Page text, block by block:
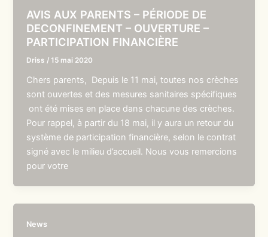
AVIS AUX PARENTS – PÉRIODE DE
DECONFINEMENT – OUVERTURE –
PARTICIPATION FINANCIÈRE
Driss /15 mai 2020
Chers parents, Depuis le 11 mai, toutes nos crèches
sont ouvertes et des mesures sanitaires spécifiques
ont été mises en place dans chacune des crèches.
Pour rappel, à partir du 18 mai, il y aura un retour du
système de participation financière, selon le contrat
signé avec le milieu d’accueil. Nous vous remercions
pour votre
News